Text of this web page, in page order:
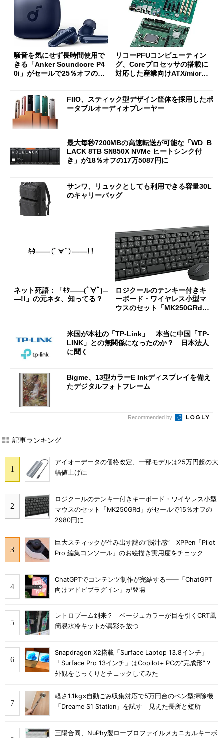
騒音を気にせず長時間使用で
きる「Anker Soundcore P4
0i」がセールで25％オフの59
リコーPFUコンピューティン
グ、Coreプロセッサの搭載に
対応した産業向けATX/micro
FIIO、スティック型デザイン筐体を採用したポ
ータブルオーディオプレーヤー
最大毎秒7200MBの高速転送が可能な「WD_B
LACK 8TB SN850X NVMe ヒートシンク付
き」が18％オフの17万5087円に
サンワ、リュックとしても利用できる容量30L
のキャリーバッグ
ネット死語：「ｷﾀ――(ﾟ∀ﾟ)―
―!!」の元ネタ、知ってる？
ロジクールのテンキー付きキ
ーボード・ワイヤレス小型マ
ウスのセット「MK250GRd」
米国が本社の「TP-Link」 本当に中国「TP-
LINK」との無関係になったのか？ 日本法人
に聞く
Bigme、13型カラーE Inkディスプレイを備え
たデジタルフォトフレーム
Recommended by
記事ランキング
アイオーデータの価格改定、一部モデルは25万円超の大
幅値上げに
ロジクールのテンキー付きキーボード・ワイヤレス小型
マウスのセット「MK250GRd」がセールで15％オフの
2980円に
巨大スティックが生み出す謎の“脳汁感” XPPen「Pilot
Pro 編集コンソール」のお絵描き実用度をチェック
ChatGPTでコンテンツ制作が完結する――「ChatGPT
向けアドビプラグイン」が登場
レトロブーム到来？ ベージュカラーが目を引くCRT風
簡易水冷キットが異彩を放つ
Snapdragon X2搭載「Surface Laptop 13.8インチ」
「Surface Pro 13インチ」はCopilot+ PCの“完成形”？
外観をじっくりとチェックしてみた
軽さ1.1kg×自動ごみ収集対応で5万円台のペン型掃除機
「Dreame S1 Station」を試す 見えた長所と短所
三陽合同、NuPhy製ロープロファイルメカニカルキーボ